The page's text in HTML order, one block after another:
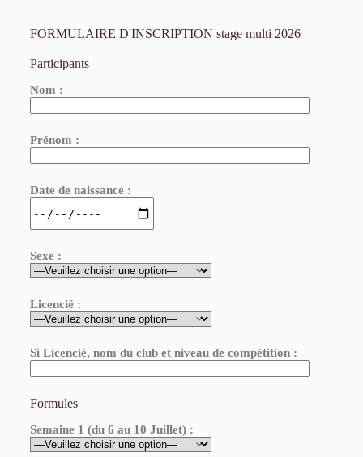
FORMULAIRE D'INSCRIPTION stage multi 2026
Participants
Nom :
Prénom :
Date de naissance :
Sexe :
Licencié :
Si Licencié, nom du club et niveau de compétition :
Formules
Semaine 1 (du 6 au 10 Juillet) :